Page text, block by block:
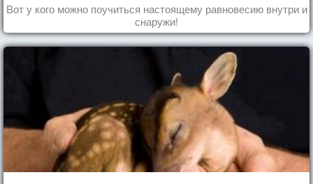
Вот у кого можно поучиться настоящему равновесию внутри и
снаружи!